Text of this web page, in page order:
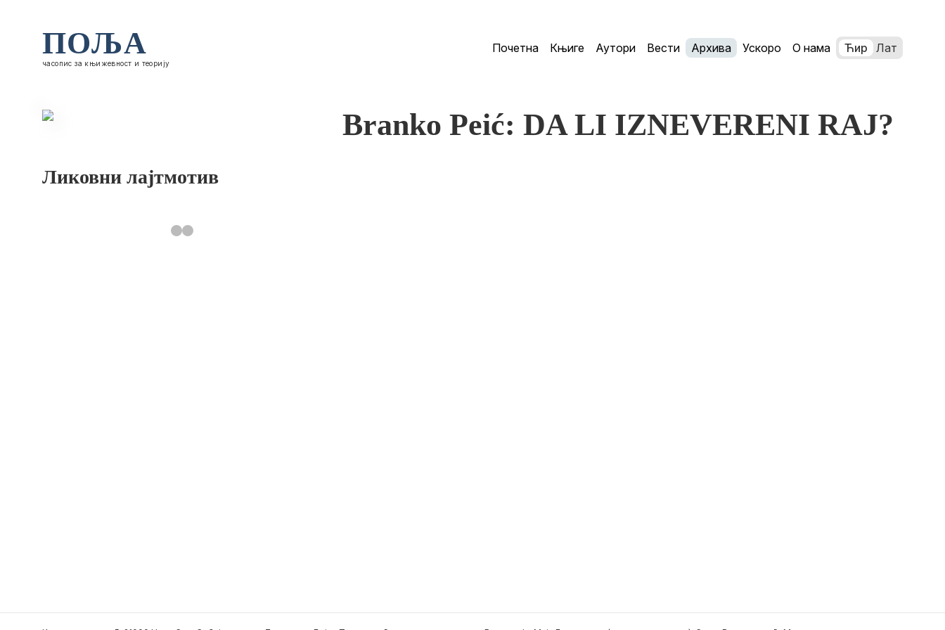
ПОЉА
часопис за књижевност и теорију
Почетна Књиге Аутори Вести Архива Ускоро О нама Ћир Лат
Ликовни лајтмотив
Branko Peić: DA LI IZNEVERENI RAJ?